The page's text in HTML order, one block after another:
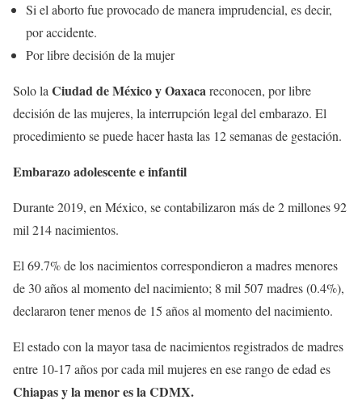
Si el aborto fue provocado de manera imprudencial, es decir,
por accidente.
Por libre decisión de la mujer
Solo la Ciudad de México y Oaxacareconocen, por libre
decisión de las mujeres, la interrupción legal del embarazo. El
procedimiento se puede hacer hasta las 12 semanas de gestación.
Embarazo adolescente e infantil
Durante 2019, en México, se contabilizaron más de 2 millones 92
mil 214 nacimientos.
El 69.7% de los nacimientos correspondieron a madres menores
de 30 años al momento del nacimiento; 8 mil 507 madres (0.4%),
declararon tener menos de 15 años al momento del nacimiento.
El estado con la mayor tasa de nacimientos registrados de madres
entre 10-17 años por cada mil mujeres en ese rango de edad es
Chiapas y la menor es la CDMX.